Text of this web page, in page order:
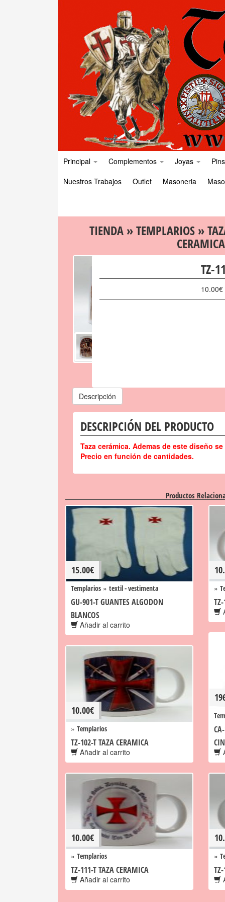
Principal Complementos Joyas
Pins
Nuestros Trabajos
Outlet Masoneria
TIENDA »TEMPLARIOS »
CERAMICA
TZ-
10.00€
Descripción
DESCRIPCIÓN DEL PRODUCTO
Taza cerámica. Ademas de este diseño
Precio en función de cantidades.
Productos
15.00€
Templarios » textil - vestimenta
GU-901-T GUANTES ALGODON
BLANCOS
Añadir al carrito
»
10.00€
» Templarios
TZ-102-T TAZA CERAMICA
Añadir al carrito
10.00€
» Templarios
TZ-111-T TAZA CERAMICA
Añadir al carrito
»